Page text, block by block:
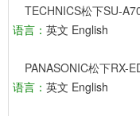
TECHNICS松下SU-
语言： 英文 English
PANASONIC松下RX-
语言： 英文 English